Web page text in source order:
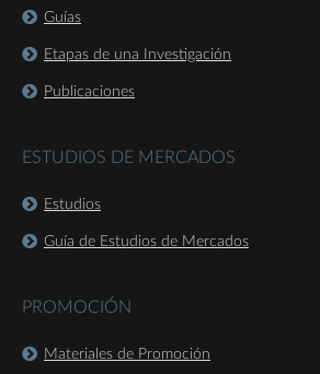
Guías
Etapas de una Investigación
Publicaciones
ESTUDIOS DE MERCADOS
Estudios
Guía de Estudios de Mercados
PROMOCIÓN
Materiales de Promoción